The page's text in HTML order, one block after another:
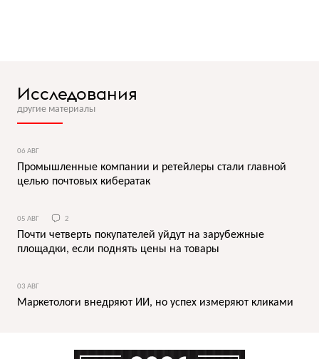
Исследования
другие материалы
06 АВГ
Промышленные компании и ретейлеры стали главной
целью почтовых кибератак
05 АВГ 2
Почти четверть покупателей уйдут на зарубежные
площадки, если поднять цены на товары
03 АВГ
Маркетологи внедряют ИИ, но успех измеряют кликами